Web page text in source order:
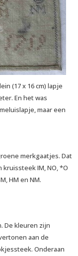
(17 x 16 cm) lapje
En het was
maar een
merkgaatjes. Dat
kruissteek IM, NO, *O
HM en NM.
De kleuren zijn
aan de
Onderaan